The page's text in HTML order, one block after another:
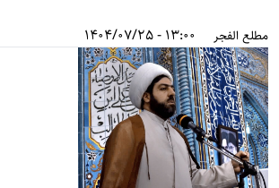
مطلع الفجر 13:00 - 1404/07/25